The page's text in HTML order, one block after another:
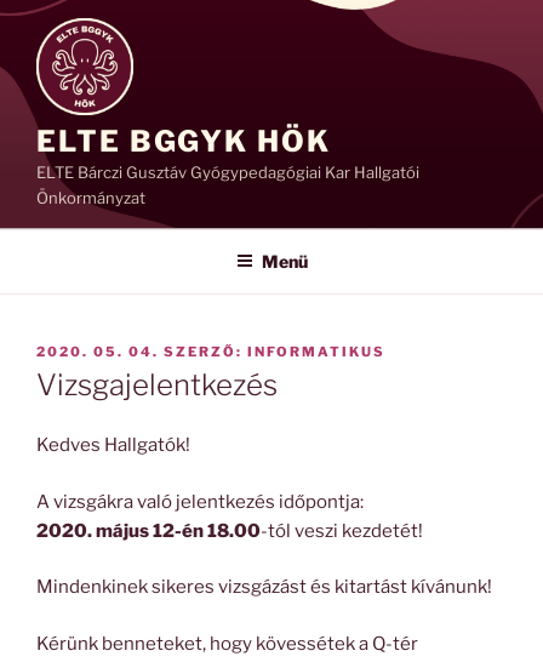
Tartalomhoz
ELTE BGGYK HÖK
ELTE Bárczi Gusztáv Gyógypedagógiai Kar Hallgatói
Önkormányzat
Menü
BEKÜLDVE:
2020. 05. 04. SZERZŐ: INFORMATIKUS
Vizsgajelentkezés
Kedves Hallgatók!
A vizsgákra való jelentkezés időpontja:
2020. május 12-én 18.00-tól veszi kezdetét!
Mindenkinek sikeres vizsgázást és kitartást kívánunk!
Kérünk benneteket, hogy kövessétek a Q-tér